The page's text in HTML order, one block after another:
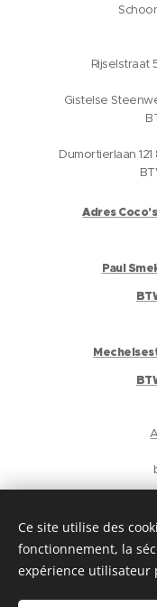
Rijselstraat
Gistelse
Dumortierlaan
Adres
Paul
Ce site utilise des
fonctionnement, la
expérience utilisateur